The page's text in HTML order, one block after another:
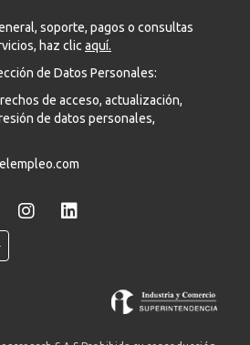
soporte, pagos o consultas
haz clicaquí.
de Datos Personales:
de acceso, actualización,
de datos personales,